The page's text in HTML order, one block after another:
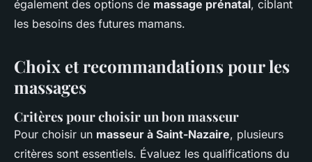
également des options de massage prénatal, ciblant
les besoins des futures mamans.
Choix et recommandations pour les
massages
Critères pour choisir un bon masseur
Pour choisir un masseur à Saint-Nazaire, plusieurs
critères sont essentiels. Évaluez les qualifications du